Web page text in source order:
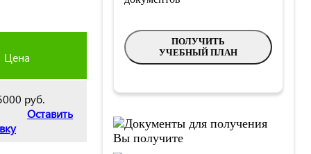
Цена
руб.
Оставить
ПОЛУЧИТЬ
УЧЕБНЫЙ ПЛАН
Вы получите